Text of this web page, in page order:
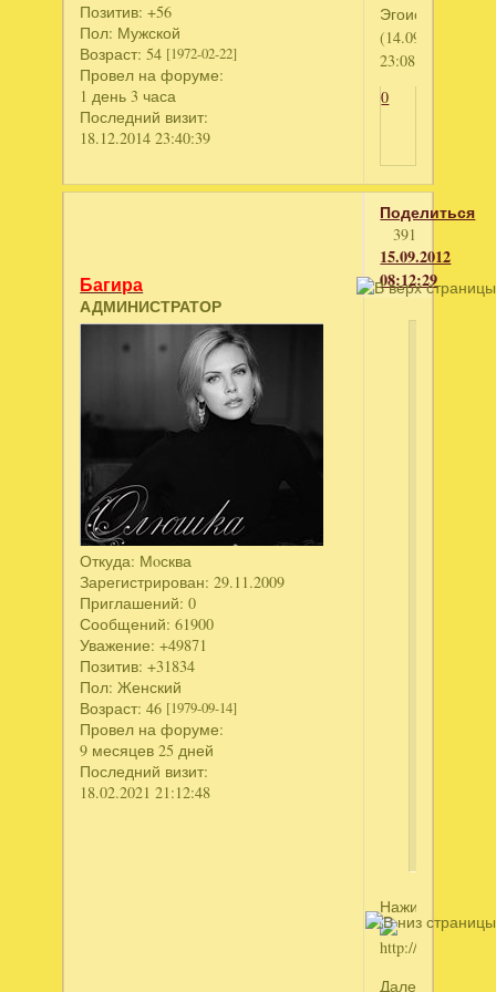
Позитив: +56
Пол: Мужской
Возраст: 54 [1972-02-22]
Провел на форуме:
1 день 3 часа
Последний визит:
18.12.2014 23:40:39
Эгоист
(14.09.2012
23:08:22)
0
Поделиться
391
15.09.2012
08:12:29
Багира
АДМИНИСТРАТОР
Откуда: Мoсква
Зарегистрирован: 29.11.2009
Приглашений: 0
Сообщений: 61900
Уважение: +49871
Позитив: +31834
Пол: Женский
Возраст: 46 [1979-09-14]
Провел на форуме:
9 месяцев 25 дней
Последний визит:
18.02.2021 21:12:48
Нажимаете
Далее